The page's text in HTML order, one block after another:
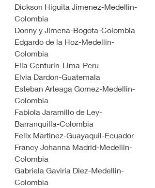
Dickson Higuita Jimenez-Medellin-
Colombia
Donny y Jimena-Bogota-Colombia
Edgardo de la Hoz-Medellin-
Colombia
Elia Centurin-Lima-Peru
Elvia Dardon-Guatemala
Esteban Arteaga Gomez-Medellin-
Colombia
Fabiola Jaramillo de Ley-
Barranquilla-Colombia
Felix Martinez-Guayaquil-Ecuador
Francy Johanna Madrid-Medellin-
Colombia
Gabriela Gaviria Diez-Medellin-
Colombia